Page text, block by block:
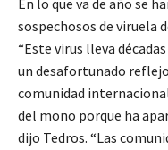
En lo que va de año se
sospechosos de viruela
“Este virus lleva
un desafortunado
comunidad
del mono porque ha
dijo Tedros. “Las